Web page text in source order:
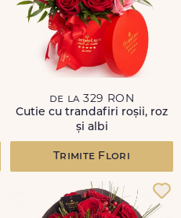
de la 329 RON
Cutie cu trandafiri roșii, roz
și albi
Trimite Flori